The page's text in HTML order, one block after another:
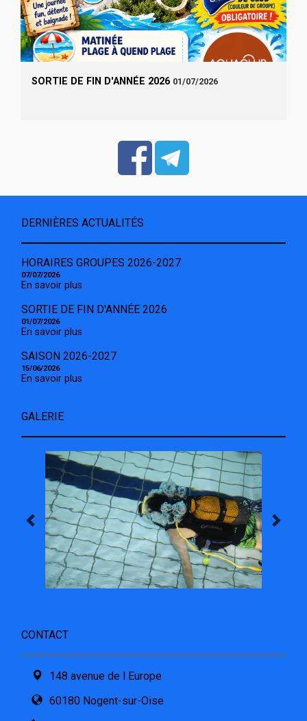
SORTIE DE FIN D'ANNÉE 2026 01/07/2026
DERNIÈRES ACTUALITÉS
HORAIRES GROUPES 2026-2027
07/07/2026
En savoir plus
SORTIE DE FIN D'ANNÉE 2026
01/07/2026
En savoir plus
SAISON 2026-2027
15/06/2026
En savoir plus
GALERIE
CONTACT
148 avenue de l Europe
60180 Nogent-sur-Oise